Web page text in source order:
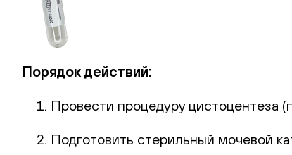
Порядок действий:
Провести процедуру цистоцентеза
Подготовить стерильный мочевой